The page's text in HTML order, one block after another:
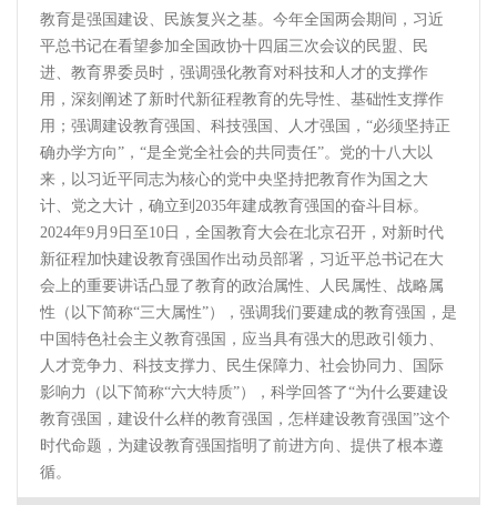
教育是强国建设、民族复兴之基。今年全国两会期间，习近
平总书记在看望参加全国政协十四届三次会议的民盟、民
进、教育界委员时，强调强化教育对科技和人才的支撑作
用，深刻阐述了新时代新征程教育的先导性、基础性支撑作
用；强调建设教育强国、科技强国、人才强国，“必须坚持正
确办学方向”，“是全党全社会的共同责任”。党的十八大以
来，以习近平同志为核心的党中央坚持把教育作为国之大
计、党之大计，确立到2035年建成教育强国的奋斗目标。
2024年9月9日至10日，全国教育大会在北京召开，对新时代
新征程加快建设教育强国作出动员部署，习近平总书记在大
会上的重要讲话凸显了教育的政治属性、人民属性、战略属
性（以下简称“三大属性”），强调我们要建成的教育强国，是
中国特色社会主义教育强国，应当具有强大的思政引领力、
人才竞争力、科技支撑力、民生保障力、社会协同力、国际
影响力（以下简称“六大特质”），科学回答了“为什么要建设
教育强国，建设什么样的教育强国，怎样建设教育强国”这个
时代命题，为建设教育强国指明了前进方向、提供了根本遵
循。